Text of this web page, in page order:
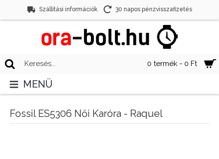
Szállítási információk 30 napos pénzvisszafizetés
0 termék - 0 Ft
MENÜ
Fossil ES5306 Női Karóra - Raquel